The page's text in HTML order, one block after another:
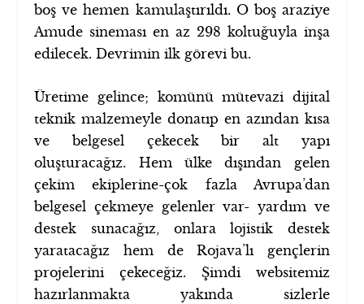
boş ve hemen kamulaştırıldı. O boş araziye
Amude sineması en az 298 koltuğuyla inşa
edilecek. Devrimin ilk görevi bu.
Üretime gelince; komünü mütevazi dijital
teknik malzemeyle donatıp en azından kısa
ve belgesel çekecek bir alt yapı
oluşturacağız. Hem ülke dışından gelen
çekim ekiplerine-çok fazla Avrupa’dan
belgesel çekmeye gelenler var- yardım ve
destek sunacağız, onlara lojistik destek
yaratacağız hem de Rojava’lı gençlerin
projelerini çekeceğiz. Şimdi websitemiz
hazırlanmakta yakında sizlerle